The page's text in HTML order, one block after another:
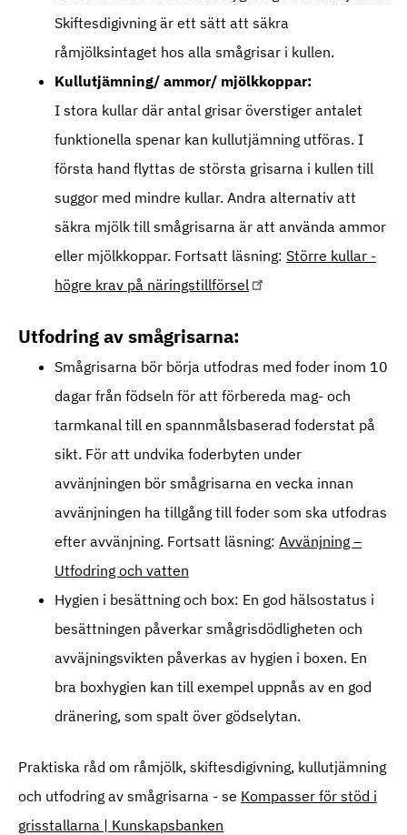
Skiftesdigivning är ett sätt att säkra
råmjölksintaget hos alla smågrisar i kullen.
Kullutjämning/ ammor/ mjölkkoppar:
I stora kullar där antal grisar överstiger antalet
funktionella spenar kan kullutjämning utföras. I
första hand flyttas de största grisarna i kullen till
suggor med mindre kullar. Andra alternativ att
säkra mjölk till smågrisarna är att använda ammor
eller mjölkkoppar. Fortsatt läsning: Större kullar -
högre krav på näringstillförsel
Utfodring av smågrisarna:
Smågrisarna bör börja utfodras med foder inom 10
dagar från födseln för att förbereda mag- och
tarmkanal till en spannmålsbaserad foderstat på
sikt. För att undvika foderbyten under
avvänjningen bör smågrisarna en vecka innan
avvänjningen ha tillgång till foder som ska utfodras
efter avvänjning. Fortsatt läsning: Avvänjning –
Utfodring och vatten
Hygien i besättning och box: En god hälsostatus i
besättningen påverkar smågrisdödligheten och
avväjningsvikten påverkas av hygien i boxen. En
bra boxhygien kan till exempel uppnås av en god
dränering, som spalt över gödselytan.
Praktiska råd om råmjölk, skiftesdigivning, kullutjämning
och utfodring av smågrisarna - se Kompasser för stöd i
grisstallarna | Kunskapsbanken